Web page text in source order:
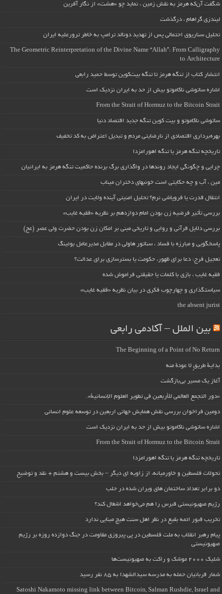
شگفت آن‌که هرمز به نقش زمین ، نماید چو «هشت» از نگار آفرین
لیندزی گراهام ، درگذشت
تحلیل سناریوی احتمالی پس از تهدید دونالد ترامپ به خاطر ترورعلیه ایران
The Geometric Reinterpretation of the Divine Name “Allah”: From Calligraphy
to Architecture
انتشار کتاب از تنگه هرمز تا تنگه بیت‌کوین توسط حمید رابعی
اشاره ساتوشی ناکاموتو بیش از حد به ایران نزدیک است
From the Strait of Hormuz to the Bitcoin Strait
ساتوشی ناکاموتو و بیت کوین تنگه جدید اقتصاد دنیا
بهره‌برداری اقتصادی از نارضایتی مردم و تبدیل اعتراض به کد تخفیف
تاریخچه تنگه هرمز یا تنگه اهورامزدا
چرایی و چگونگی ایجاد روندها در واگذاری برگ برنده حاکمیت تنگه هرمز به ایرانیان
مین ، آب و چه حکایتی است خونبهای دختران میناب
انتقال قدرت یا فروپاشی نرم؟ تحلیل امنیتی آینده ولایت در ایران
بررسی تأثیر فرضیه زن بودن امام دوازدهم بر نظریه «فقیه غایب»
بررسی دلایل قرآنی و روایی و تاریخی مبنی بر امکان زن بودن حضرت ولی عصر (عج)
پاسخگویی و مبارزه با فساد ، سناتور هاولی در مقابل مدیرعامل بوئینگ
تعجیل فرج: دعا برای ظهور، حکومت یا بسترسازی برای عدالت؟
فقیه غایب ، بازی با کلمات یا حقیقتی فراموش شده
سیاستگذاری و چهارچوب فکری در بیان نظریه «فقیه غایب»
the absent jurist
بین الملل – آکادمی رابعی
The Beginning of a Point of No Return
بداية طريقٍ لا عودة منه
آغاز یک مسیر بی‌بازگشت
«دور التجمع العالمي للأربعين في تطوير العلوم الإنسانية».
دومین فراخوان بررسی نقش همایش جهانی اربعین در توسعه علوم انسانی
اشاره ساتوشی ناکاموتو بیش از حد به ایران نزدیک است
From the Strait of Hormuz to the Bitcoin Strait
تاریخچه تنگه هرمز یا تنگه اهورامزدا
تحولات فلسطین و خاورمیانه، از زاویه ای دیگر – بخش بیست و هشتم + نقد و توضیح
دو برابر تعداد ساختمان های ویران شده در حلب
رژیم صهیونیستی قبرس را هم می‌خواهد اشغال کند؟
تخریب قبور ائمه بقیع در نظر اهل سنت هیچ مبنایی ندارد
پیام رهبر انقلاب به ملت فلسطین در پی پیروزی مقاومت در جنگ دوازده روزه بر رژیم
صهیونیستی
شلیک ۲۰۰۰ موشک و راکت به صهیونیست‌ها
شمار قربانیان حمله به مدرسه سیدالشهدا به ۸۵ نفر رسید
Satoshi Nakamoto missing link between Bitcoin, Salman Rushdie, Israel and